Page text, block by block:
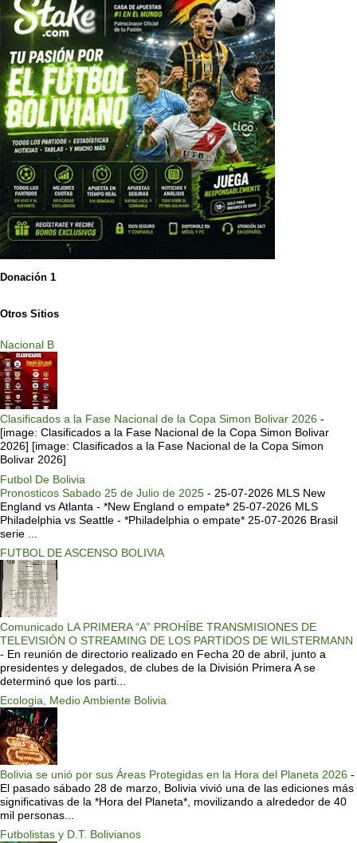
Donación 1
Otros Sitios
Nacional B
Clasificados a la Fase Nacional de la Copa Simon Bolivar 2026 -
[image: Clasificados a la Fase Nacional de la Copa Simon Bolivar
2026] [image: Clasificados a la Fase Nacional de la Copa Simon
Bolivar 2026]
Futbol De Bolivia
Pronosticos Sabado 25 de Julio de 2025 - 25-07-2026 MLS New
England vs Atlanta - *New England o empate* 25-07-2026 MLS
Philadelphia vs Seattle - *Philadelphia o empate* 25-07-2026 Brasil
serie ...
FUTBOL DE ASCENSO BOLIVIA
Comunicado LA PRIMERA “A” PROHÍBE TRANSMISIONES DE
TELEVISIÓN O STREAMING DE LOS PARTIDOS DE WILSTERMANN
- En reunión de directorio realizado en Fecha 20 de abril, junto a
presidentes y delegados, de clubes de la División Primera A se
determinó que los parti...
Ecologia, Medio Ambiente Bolivia
Bolivia se unió por sus Áreas Protegidas en la Hora del Planeta 2026 -
El pasado sábado 28 de marzo, Bolivia vivió una de las ediciones más
significativas de la *Hora del Planeta*, movilizando a alrededor de 40
mil personas...
Futbolistas y D.T. Bolivianos